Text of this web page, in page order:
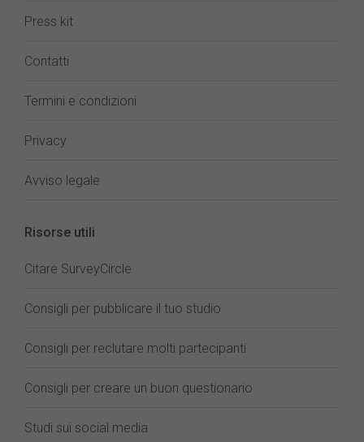
Press kit
Contatti
Termini e condizioni
Privacy
Avviso legale
Risorse utili
Citare SurveyCircle
Consigli per pubblicare il tuo studio
Consigli per reclutare molti partecipanti
Consigli per creare un buon questionario
Studi sui social media